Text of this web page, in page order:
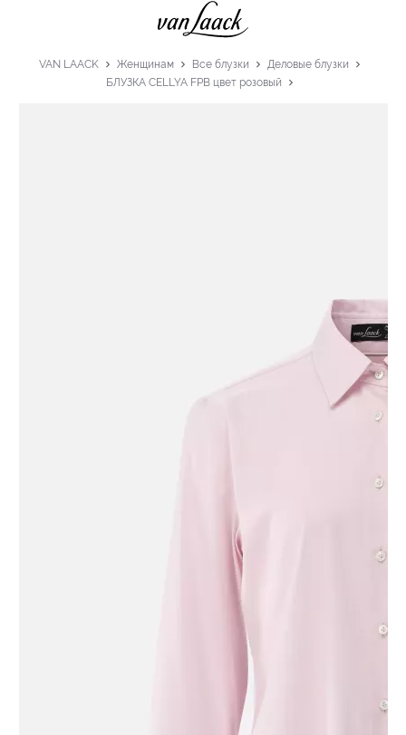
VAN LAACK Женщинам Все блузки
Деловые блузки
БЛУЗКА CELLYA FPB цвет розовый